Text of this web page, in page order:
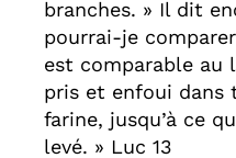
branches. » Il dit
pourrai-je
est comparable au
pris et enfoui dans
farine, jusqu’à ce
levé. » Luc 13